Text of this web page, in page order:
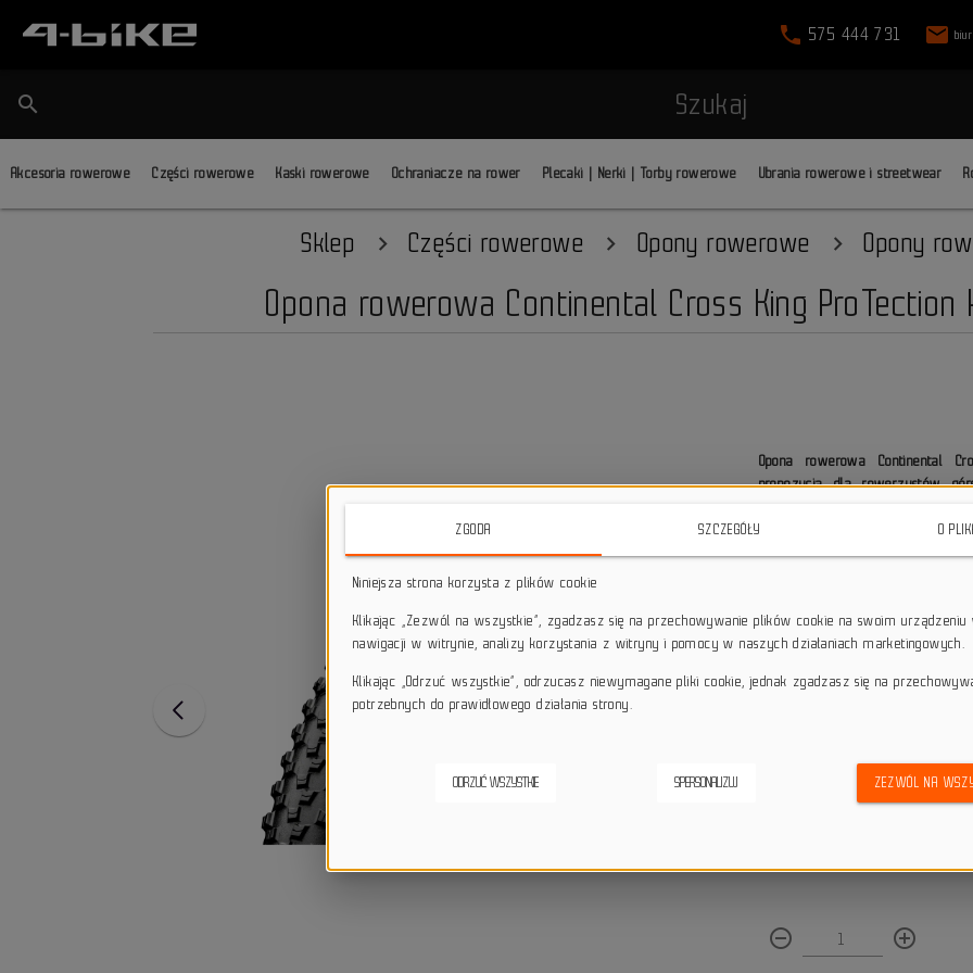
phone 575 444 731 mail
search Szukaj
Akcesoria rowerowe Części rowerowe Kaski rowerowe Ochraniacze na rower Plecaki | Nerki | Torby rowerowe Ubrania rowerowe i streetwear
Sklep Części rowerowe Opony rowerowe Opony
Opona rowerowa Continental Cross King
Opona rowerowa Continental
propozycja dla rowerzystów
Dzięki
doskonale sprawdza się w
local_shipping Darmowa dostawa przy
Dotyczy wysyłki na terenie
Wygodne płatności
remove_circle_outline add_circle_outline
ZGODA SZCZEGÓŁY O
Niniejsza strona korzysta z plików cookie
Klikając „Zezwól na wszystkie”, zgadzasz się na przechowywanie plików cookie na swoim urządzeniu
nawigacji w witrynie, analizy korzystania z witryny i pomocy w naszych działaniach marketingowych.
Klikając „Odrzuć wszystkie”, odrzucasz niewymagane pliki cookie, jednak zgadzasz się na
potrzebnych do prawidłowego działania strony.
ODRZUĆ WSZYSTKIE SPERSONALIZUJ ZEZWÓL NA